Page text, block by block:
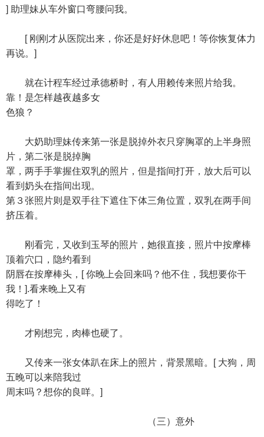
] 助理妹从车外窗口弯腰问我。
[ 刚刚才从医院出来，你还是好好休息吧！等你恢复体力
再说。]
就在计程车经过承德桥时，有人用赖传来照片给我。
靠！是怎样越夜越多女
色狼？
大奶助理妹传来第一张是脱掉外衣只穿胸罩的上半身照
片，第二张是脱掉胸
罩，两手手掌握住双乳的照片，但是指间打开，放大后可以
看到奶头在指间出现。
第３张照片则是双手往下遮住下体三角位置，双乳在两手间
挤压着。
刚看完，又收到玉琴的照片，她很直接，照片中按摩棒
顶着穴口，隐约看到
阴唇在按摩棒头，[ 你晚上会回来吗？他不住，我想要你干
我！].看来晚上又有
得吃了！
才刚想完，肉棒也硬了。
又传来一张女体趴在床上的照片，背景黑暗。[ 大狗，周
五晚可以来陪我过
周末吗？想你的良咩。]
（三）意外